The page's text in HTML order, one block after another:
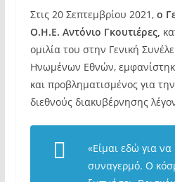
Στις 20 Σεπτεμβρίου 2021, ο
Ο.Η.Ε. Αντόνιο Γκουτιέρες,
ομιλία του στην Γενική
Ηνωμένων Εθνών,
και προβληματισμένος για
διεθνούς διακυβέρνησης
«Είμαι εδώ για
συναγερμό. Ο